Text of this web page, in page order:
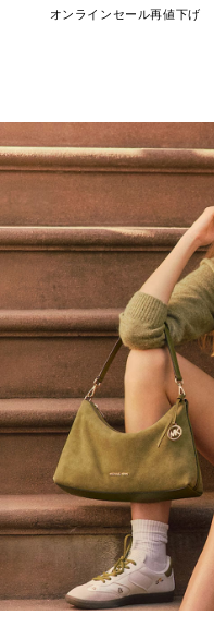
オンラインセール再値下げ